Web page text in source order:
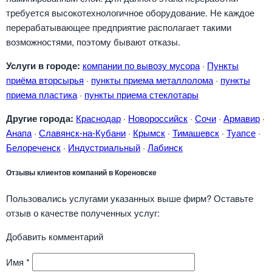
требуется высокотехнологичное оборудование. Не каждое
перерабатывающее предприятие располагает такими
возможностями, поэтому бывают отказы.
Услуги в городе: компании по вывозу мусора · Пункты
приёма вторсырья · пункты приема металлолома · пункты
приема пластика · пункты приема стеклотары
Другие города: Краснодар · Новороссийск · Сочи · Армавир ·
Анапа · Славянск-на-Кубани · Крымск · Тимашевск · Туапсе ·
Белореченск · Индустриальный · Лабинск
Отзывы клиентов компаний в Кореновске
Пользовались услугами указанных выше фирм? Оставьте
отзыв о качестве полученных услуг:
Добавить комментарий
Имя *